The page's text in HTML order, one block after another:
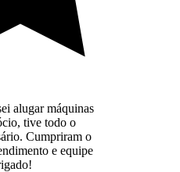
alugar máquinas
tive todo o
Cumpriram o
e equipe